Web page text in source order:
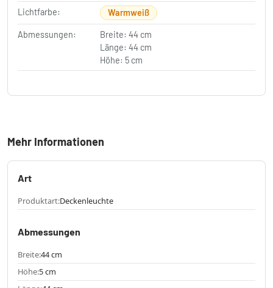
Lichtfarbe: Warmweiß
Abmessungen:
Breite: 44 cm
Länge: 44 cm
Höhe: 5 cm
Mehr Informationen
Art
Produktart:Deckenleuchte
Abmessungen
Breite:44 cm
Höhe:5 cm